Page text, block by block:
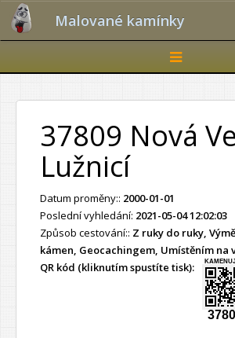
Malované kamínky
Toggle
37809 Nová
Lužnicí
Datum proměny:: 2000-01-01
Poslední vyhledání: 2021-05-04 12:02:03
Způsob cestování:: Z ruky do ruky,
kámen, Geocachingem, Umístěním
QR kód (kliknutím spustíte tisk):